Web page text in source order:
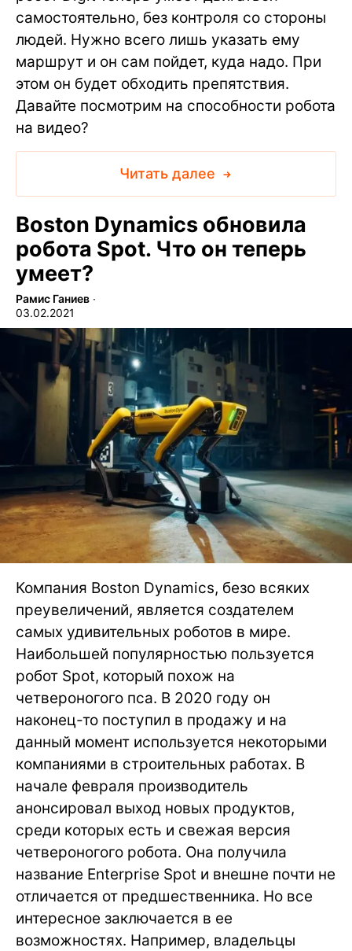
самостоятельно, без контроля со стороны
людей. Нужно всего лишь указать ему
маршрут и он сам пойдет, куда надо. При
этом он будет обходить препятствия.
Давайте посмотрим на способности робота
на видео?
Читать далее
Boston Dynamics обновила
робота Spot. Что он теперь
умеет?
Рамис Ганиев ∙
03.02.2021
Компания Boston Dynamics, безо всяких
преувеличений, является создателем
самых удивительных роботов в мире.
Наибольшей популярностью пользуется
робот Spot, который похож на
четвероногого пса. В 2020 году он
наконец-то поступил в продажу и на
данный момент используется некоторыми
компаниями в строительных работах. В
начале февраля производитель
анонсировал выход новых продуктов,
среди которых есть и свежая версия
четвероногого робота. Она получила
название Enterprise Spot и внешне почти не
отличается от предшественника. Но все
интересное заключается в ее
возможностях. Например, владельцы